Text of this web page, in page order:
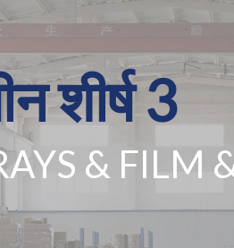
शीर्ष 3
& FILM